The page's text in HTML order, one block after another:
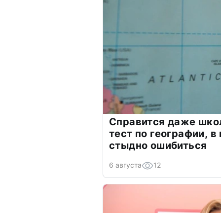
Справится даже
тест по географии,
стыдно ошибиться
6 августа 12